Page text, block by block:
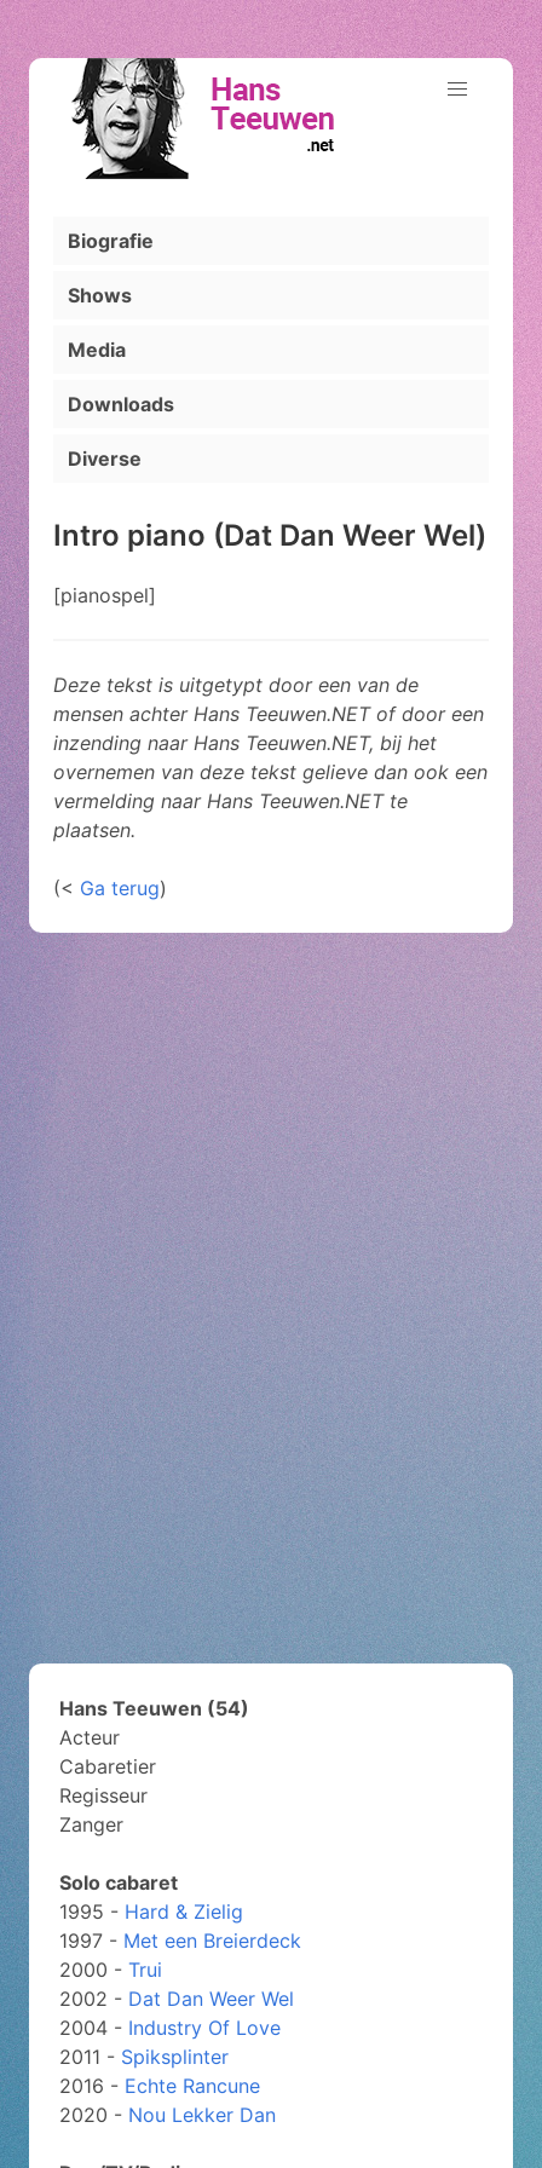
Biografie
Shows
Media
Downloads
Diverse
Intro piano (Dat Dan Weer Wel)
[pianospel]
Deze tekst is uitgetypt door een van de
mensen achter Hans Teeuwen.NET of door een
inzending naar Hans Teeuwen.NET, bij het
overnemen van deze tekst gelieve dan ook een
vermelding naar Hans Teeuwen.NET te
plaatsen.
(< Ga terug)
Hans Teeuwen (54)
Acteur
Cabaretier
Regisseur
Zanger
Solo cabaret
1995 - Hard & Zielig
1997 - Met een Breierdeck
2000 - Trui
2002 - Dat Dan Weer Wel
2004 - Industry Of Love
2011 - Spiksplinter
2016 - Echte Rancune
2020 - Nou Lekker Dan